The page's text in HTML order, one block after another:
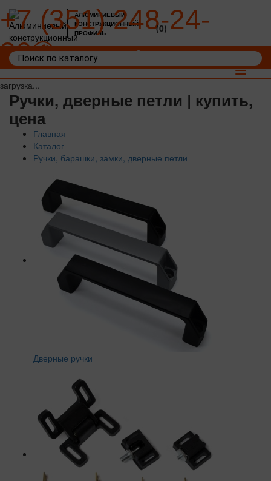
загрузка...
АЛЮМИНИЕВЫЙ
КОНСТРУКЦИОННЫЙ
ПРОФИЛЬ
+7 (351) 248-24-
36
(0)
Toggle
Ручки, дверные петли | купить,
цена
Главная
Каталог
Ручки, барашки, замки, дверные петли
Дверные ручки